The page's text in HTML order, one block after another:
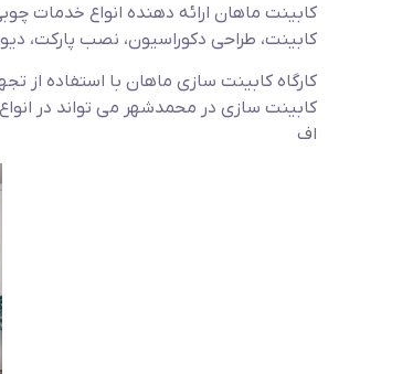
کابینت ماهان ارائه دهنده انواع خدمات
کابینت، طراحی دکوراسیون، نصب پارکت،
کارگاه کابینت سازی ماهان با استفاده از
کابینت سازی در محمدشهر می تواند در
اف